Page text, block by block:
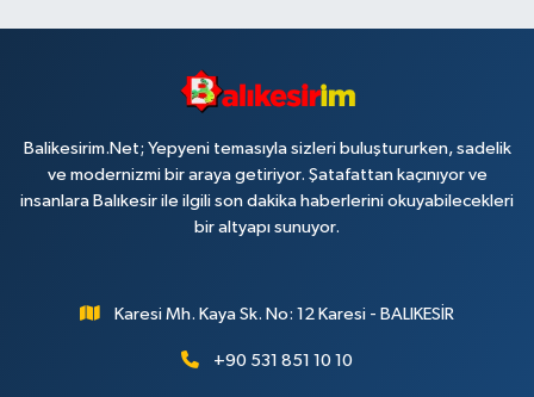
Balikesirim.Net; Yepyeni temasıyla sizleri buluştururken, sadelik
ve modernizmi bir araya getiriyor. Şatafattan kaçınıyor ve
insanlara Balıkesir ile ilgili son dakika haberlerini okuyabilecekleri
bir altyapı sunuyor.
Karesi Mh. Kaya Sk. No: 12 Karesi - BALIKESİR
+90 531 851 10 10